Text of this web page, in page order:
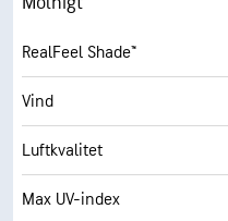
Daggpunkt
AccuLumen Brightness Index™
Molntäcke
Sikt
RealFeel Shade™
Vind
Luftkvalitet
Max UV-index